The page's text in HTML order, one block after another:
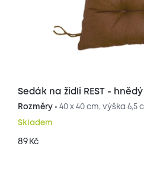
Sedák na židli REST -
Rozměry • 40 x 40 cm, výška 6,5
Skladem
89 Kč